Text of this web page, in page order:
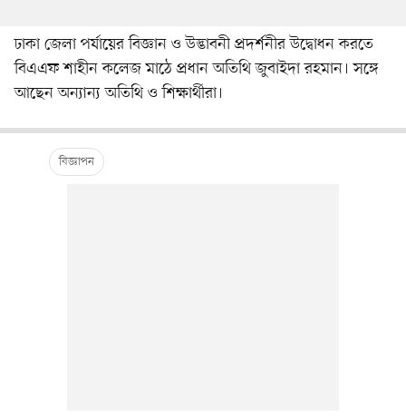
ঢাকা জেলা পর্যায়ের বিজ্ঞান ও উদ্ভাবনী প্রদর্শনীর উদ্বোধন করতে
বিএএফ শাহীন কলেজ মাঠে প্রধান অতিথি জুবাইদা রহমান। সঙ্গে
আছেন অন্যান্য অতিথি ও শিক্ষার্থীরা।